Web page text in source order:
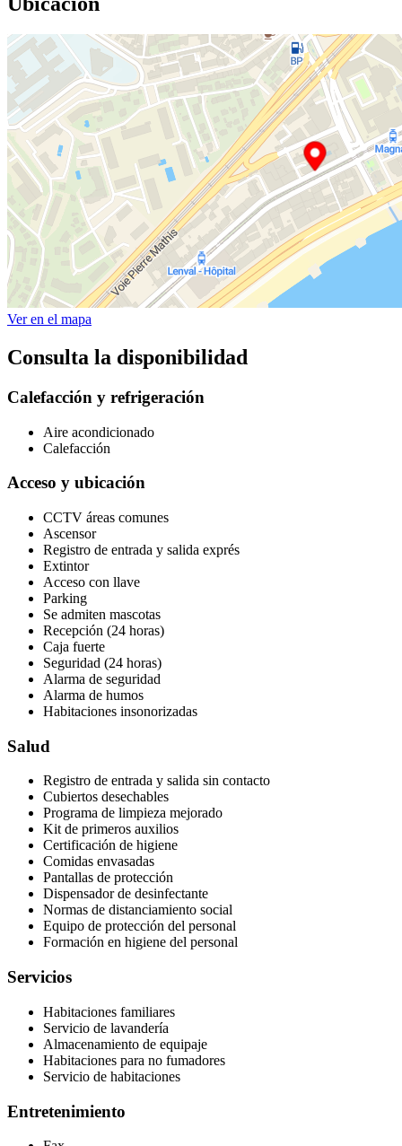
Ver en el mapa
Consulta la disponibilidad
Calefacción y refrigeración
Aire acondicionado
Calefacción
Acceso y ubicación
CCTV áreas comunes
Ascensor
Registro de entrada y salida exprés
Extintor
Acceso con llave
Parking
Se admiten mascotas
Recepción (24 horas)
Caja fuerte
Seguridad (24 horas)
Alarma de seguridad
Alarma de humos
Habitaciones insonorizadas
Salud
Registro de entrada y salida sin contacto
Cubiertos desechables
Programa de limpieza mejorado
Kit de primeros auxilios
Certificación de higiene
Comidas envasadas
Pantallas de protección
Dispensador de desinfectante
Normas de distanciamiento social
Equipo de protección del personal
Formación en higiene del personal
Servicios
Habitaciones familiares
Servicio de lavandería
Almacenamiento de equipaje
Habitaciones para no fumadores
Servicio de habitaciones
Entretenimiento